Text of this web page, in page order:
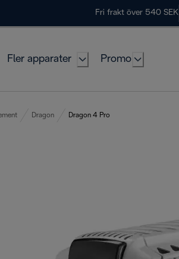
Fri frakt över 540 SEK
Fler apparater Promo
Dragon Dragon 4 Pro